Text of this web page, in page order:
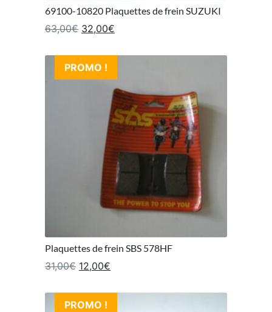
69100-10820 Plaquettes de frein SUZUKI
63,00€ Le prix initial était : 63,00€.
32,00€
PROMO !
Plaquettes de frein SBS 578HF
31,00€ Le prix initial était : 31,00€.
12,00€
PROMO !